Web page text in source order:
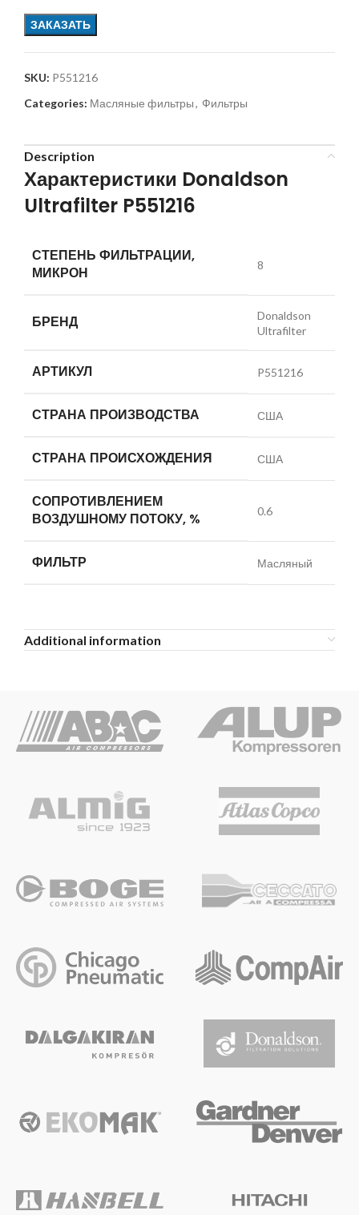
ЗАКАЗАТЬ
SKU: P551216
Categories: Масляные фильтры, Фильтры
Description
Характеристики Donaldson
Ultrafilter P551216
СТЕПЕНЬ ФИЛЬТРАЦИИ,
МИКРОН
8
БРЕНД
Donaldson
Ultrafilter
АРТИКУЛ P551216
СТРАНА ПРОИЗВОДСТВА США
СТРАНА ПРОИСХОЖДЕНИЯ США
СОПРОТИВЛЕНИЕМ
ВОЗДУШНОМУ ПОТОКУ, %
0.6
ФИЛЬТР Масляный
Additional information